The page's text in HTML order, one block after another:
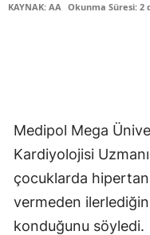
KAYNAK: AA Okunma Süresi: 2
Medipol Mega
Kardiyolojisi
çocuklarda
vermeden
konduğunu söyledi.